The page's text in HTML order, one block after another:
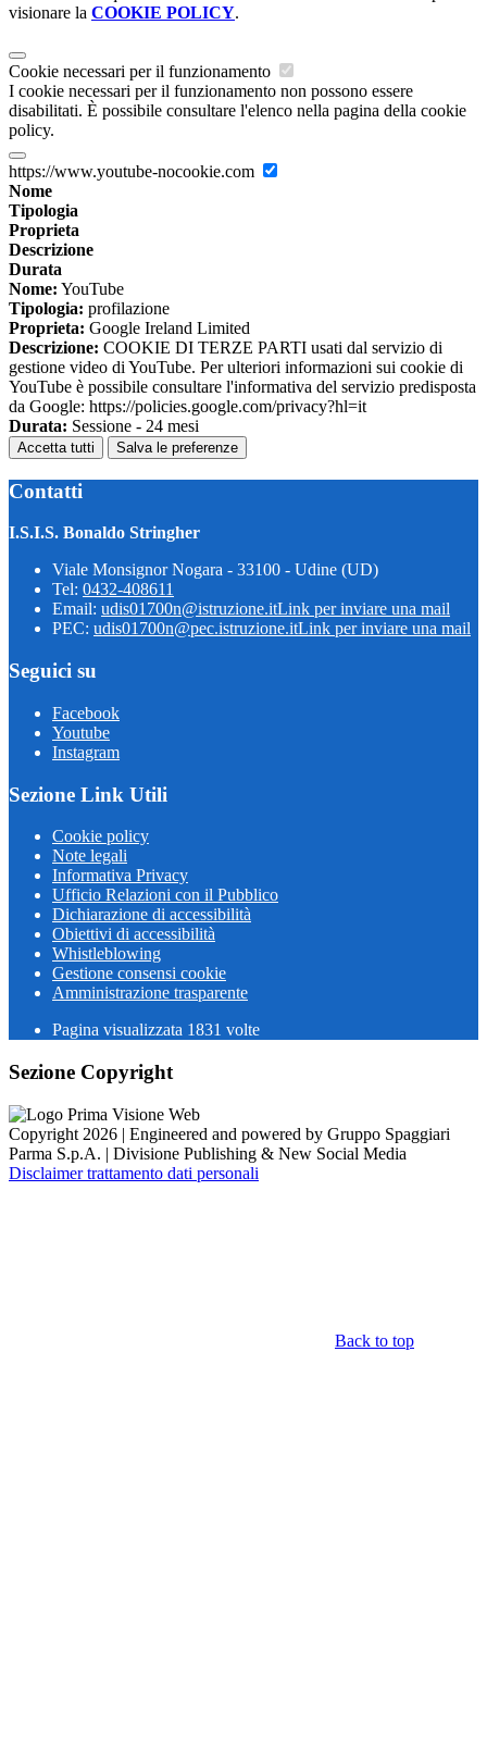
visionare la COOKIE POLICY.
Cookie necessari per il funzionamento
I cookie necessari per il funzionamento non possono essere
disabilitati. È possibile consultare l'elenco nella pagina della cookie
policy.
https://www.youtube-nocookie.com
Nome
Tipologia
Proprieta
Descrizione
Durata
Nome: YouTube
Tipologia: profilazione
Proprieta: Google Ireland Limited
Descrizione: COOKIE DI TERZE PARTI usati dal servizio di
gestione video di YouTube. Per ulteriori informazioni sui cookie di
YouTube è possibile consultare l'informativa del servizio predisposta
da Google: https://policies.google.com/privacy?hl=it
Durata: Sessione - 24 mesi
Accetta tutti Salva le preferenze
Contatti
I.S.I.S. Bonaldo Stringher
Viale Monsignor Nogara - 33100 - Udine (UD)
Tel: 0432-408611
Email: udis01700n@istruzione.itLink per inviare una mail
PEC: udis01700n@pec.istruzione.itLink per inviare una mail
Seguici su
Facebook
Youtube
Instagram
Sezione Link Utili
Cookie policy
Note legali
Informativa Privacy
Ufficio Relazioni con il Pubblico
Dichiarazione di accessibilità
Obiettivi di accessibilità
Whistleblowing
Gestione consensi cookie
Amministrazione trasparente
Pagina visualizzata 1831 volte
Sezione Copyright
Copyright 2026 | Engineered and powered by Gruppo Spaggiari
Parma S.p.A. | Divisione Publishing & New Social Media
Disclaimer trattamento dati personali
Back to top